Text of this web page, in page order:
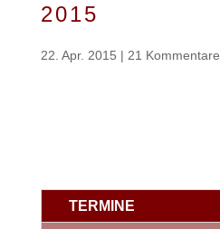
2015
22. Apr. 2015 | 21 Kommentare
TERMINE